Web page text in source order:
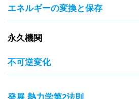
エネルギーの変換と保存
永久機関
不可逆変化